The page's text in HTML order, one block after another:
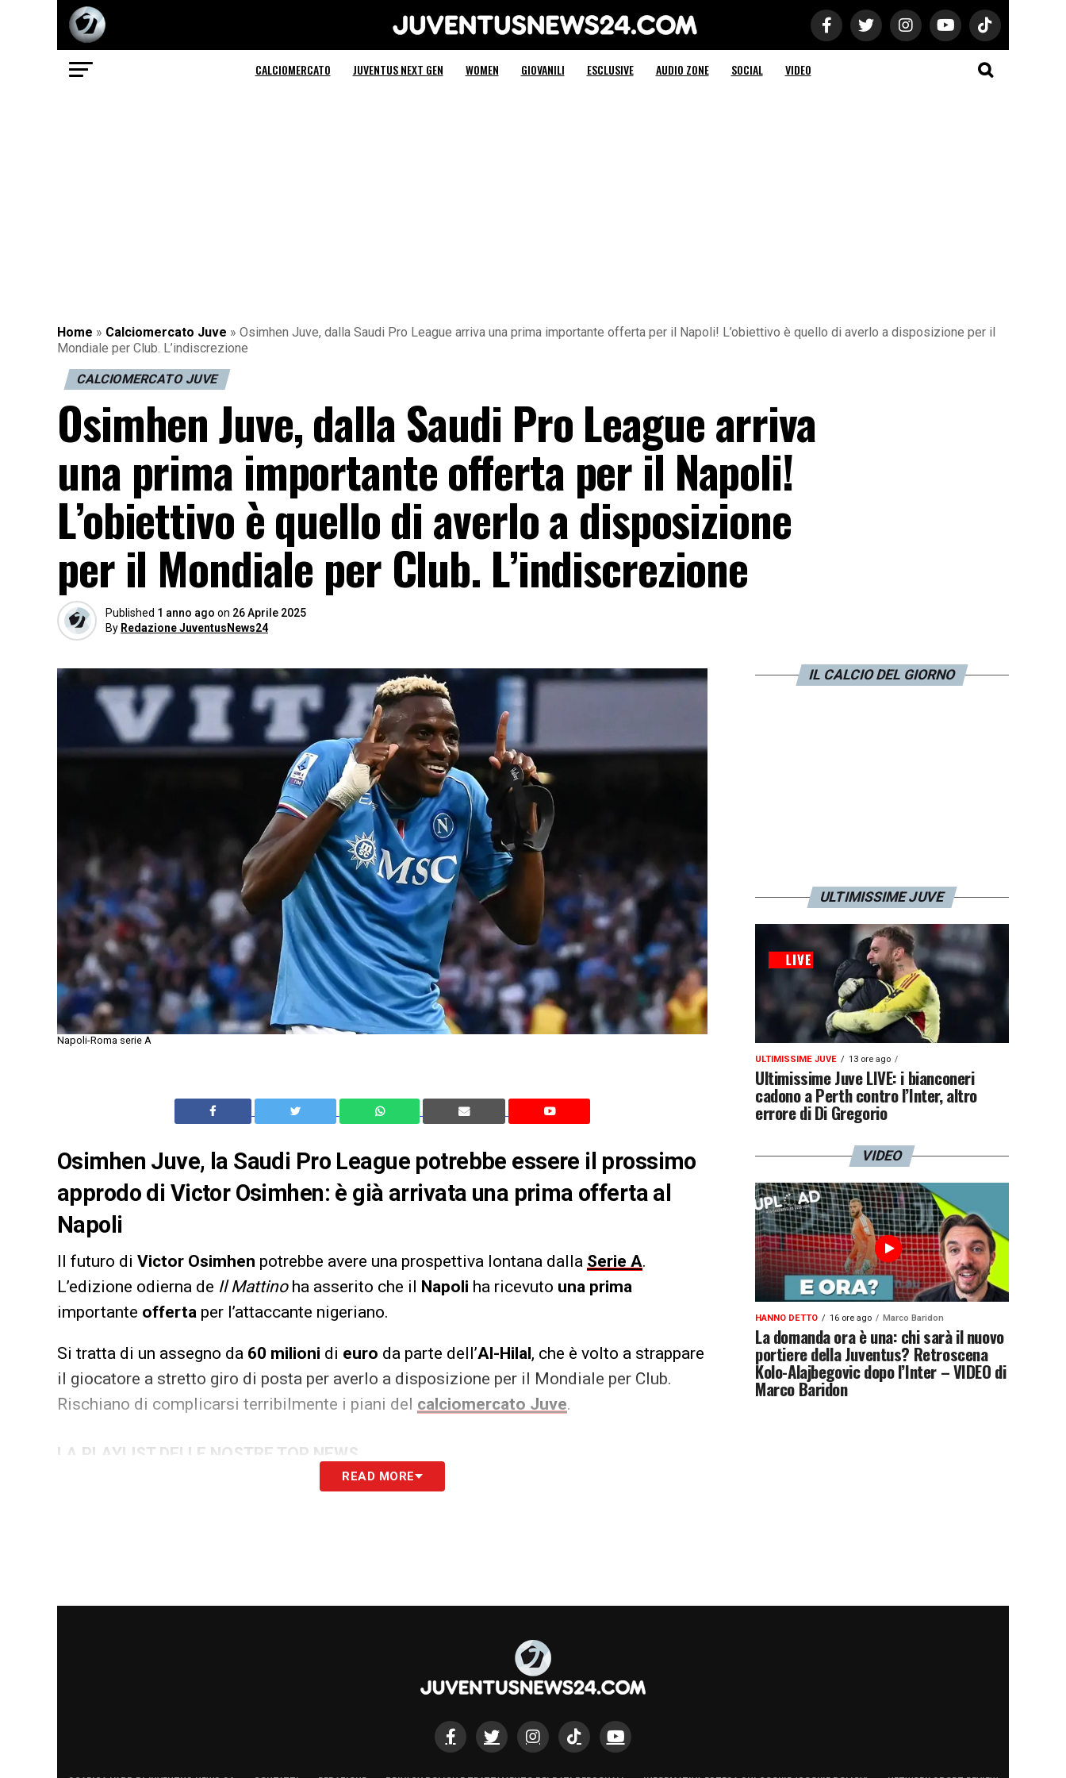
Juventus News 24
CALCIOMERCATO JUVENTUS NEXT GEN WOMEN GIOVANILI ESCLUSIVE AUDIO ZONE SOCIAL VIDEO
Home » Calciomercato Juve » Osimhen Juve, dalla Saudi Pro League arriva una prima importante offerta per il Napoli! L’obiettivo è quello di averlo a disposizione per il
Mondiale per Club. L’indiscrezione
CALCIOMERCATO JUVE
Osimhen Juve, dalla Saudi Pro League arriva
una prima importante offerta per il Napoli!
L’obiettivo è quello di averlo a disposizione
per il Mondiale per Club. L’indiscrezione
Published 1 anno ago on 26 Aprile 2025
By Redazione JuventusNews24
Napoli-Roma serie A
Osimhen Juve, la Saudi Pro League potrebbe essere il prossimo
approdo di Victor Osimhen: è già arrivata una prima offerta al
Napoli
Il futuro di Victor Osimhen potrebbe avere una prospettiva lontana dalla Serie A.
L’edizione odierna de Il Mattinoha asserito che il Napoli ha ricevuto una prima
importante offerta per l’attaccante nigeriano.
Si tratta di un assegno da 60 milioni di euro da parte dell’Al-Hilal, che è volto a strappare
il giocatore a stretto giro di posta per averlo a disposizione per il Mondiale per Club.
Rischiano di complicarsi terribilmente i piani del calciomercato Juve.
LA PLAYLIST DELLE NOSTRE TOP NEWS
READ MORE
IL CALCIO DEL GIORNO
ULTIMISSIME JUVE
ULTIMISSIME JUVE 13 ore ago
Ultimissime Juve LIVE: i bianconeri
cadono a Perth contro l’Inter, altro
errore di Di Gregorio
VIDEO
HANNO DETTO 16 ore ago Marco Baridon
La domanda ora è una: chi sarà il nuovo
portiere della Juventus? Retroscena
Kolo-Alajbegovic dopo l’Inter – VIDEO di
Marco Baridon